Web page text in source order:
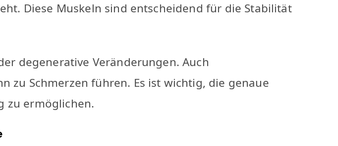
Diese Muskeln sind entscheidend für die Stabilität
degenerative Veränderungen. Auch
zu Schmerzen führen. Es ist wichtig, die genaue
zu ermöglichen.